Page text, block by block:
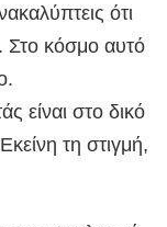
ότι
Στο κόσμο αυτό
είναι στο δικό
τη στιγμή,